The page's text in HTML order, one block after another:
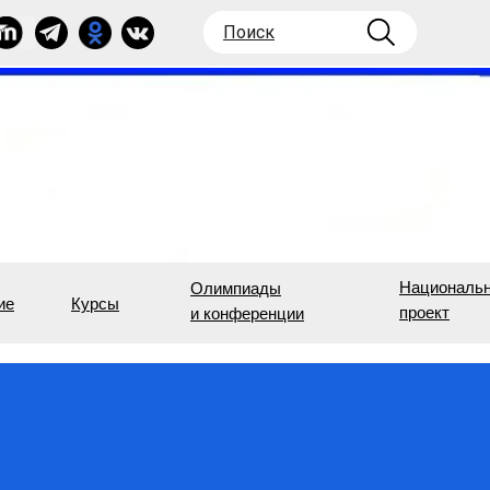
Поиск
Олимпиады
и конференции
Курсы
проект